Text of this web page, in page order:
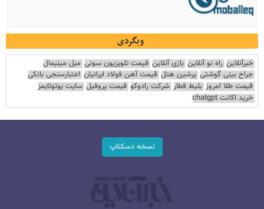
وبگردی
خبرآنلاین راه نو آنلاین بازی آنلاین قیمت تلویزیون سونی مبل مینیمال
جراح بینی گوشتی پرشین هتل قیمت آهن فولاد ایرانیان اعتبارسنجی بانکی
قیمت طلا امروز بلیط قطار شرکت رادوکو قیمت پروفیل سایت یوتوتایمز
خرید اکانت chatgpt
نسخه دسکتاپ